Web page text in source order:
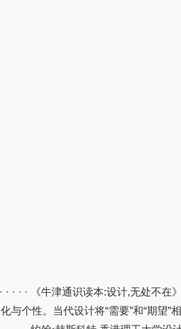
· · · · 《牛津通识读本:设计,无处不
与个性。当代设计将“需要”和“期望”